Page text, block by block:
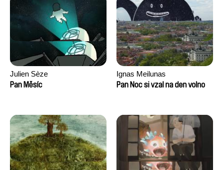
Julien Sèze
Pan Měsíc
Ignas Meilunas
Pan Noc si vzal na den volno